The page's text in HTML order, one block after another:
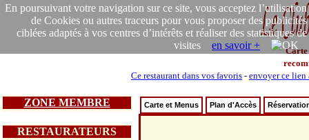
En poursuivant votre navigation sur ce site, vous acceptez l’utilisation
de Cookies ou autres traceurs pour vous proposer des publicités
ciblées adaptés à vos centres d’intérêts et réaliser des statistiques de
visites en savoir +
Carte
Ce restaurant dans vos favoris - envoyer ce lien
ZONE MEMBRE
RESTAURATEURS
Carte et Menus Plan d'Accès